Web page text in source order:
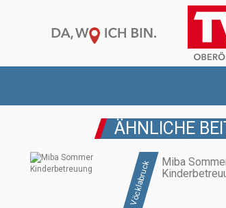
ÄHNLICHE
Vöcklabruck
Miba